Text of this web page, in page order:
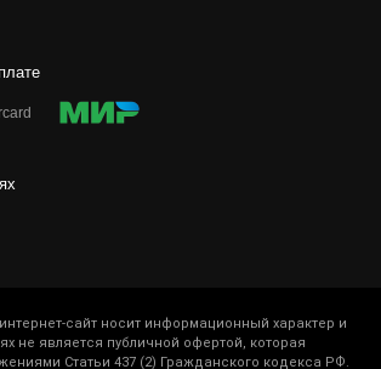
сайт носит информационный характер и
не является публичной офертой, которая
Статьи 437 (2) Гражданского кодекса РФ.